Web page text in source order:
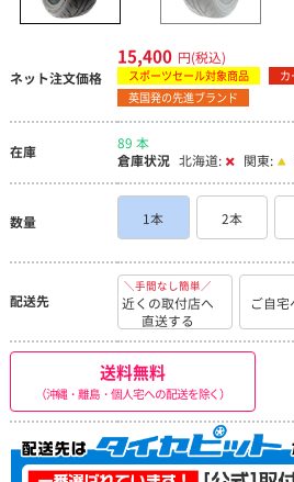
ネット注文価格
15,400 円(税込)
スポーツセール対象商品
英国発の先進ブランド
在庫
89 本
倉庫状況 北海道: 関東:
数量 1本 2本
配送先
＼手間なし簡単／
近くの取付店へ
直送する
ご自宅
送料無料
（沖縄・離島・個人宅への配送を除く）